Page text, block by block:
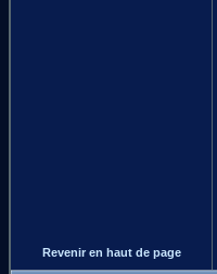
Revenir en haut de page